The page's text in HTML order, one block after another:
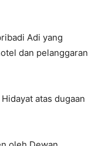
Adi yang
dan pelanggaran
atas dugaan